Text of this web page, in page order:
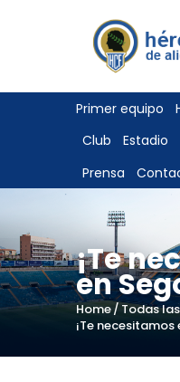
Primer equipo
Club
Estadio
Prensa
¡Te
en
Home Todas
¡Te necesitamos
ENTRADAS
TIENDA